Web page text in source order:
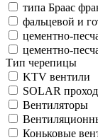
типа Браас
фальцевой и
цементно-
цементно-
Тип черепицы
KTV вентили
SOLAR
Вентиляторы
Коньковые